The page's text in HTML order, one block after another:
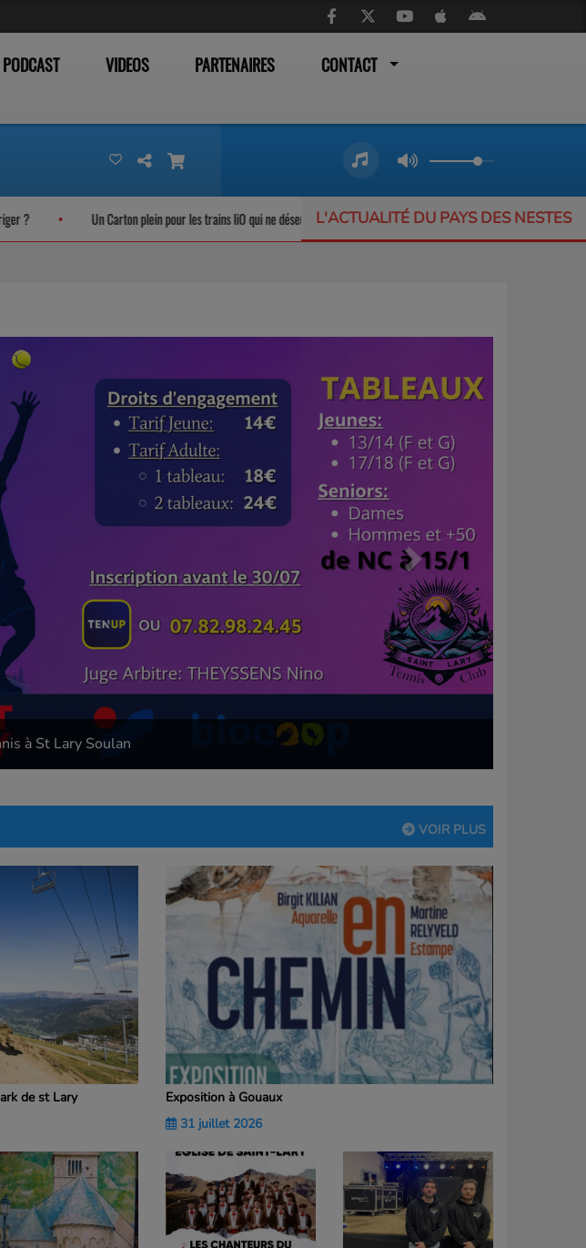
PODCAST VIDEOS PARTENAIRES CONTACT
L'ACTUALITÉ DU PAYS DES NESTES
Carton plein pour les trains liO qui ne désemplissent pas L’Offrande Musicale : un festival inclusif d’exception
à St Lary Soulan
VOIR PLUS
de st Lary
Exposition à Gouaux
31 juillet 2026